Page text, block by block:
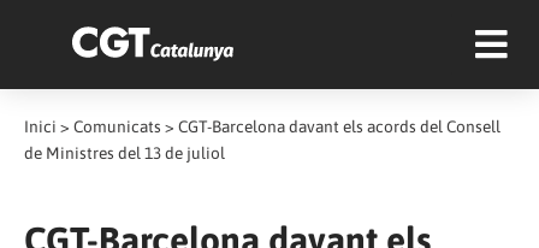
Inici > Comunicats > CGT-Barcelona davant els acords del Consell
de Ministres del 13 de juliol
CGT-Barcelona davant els